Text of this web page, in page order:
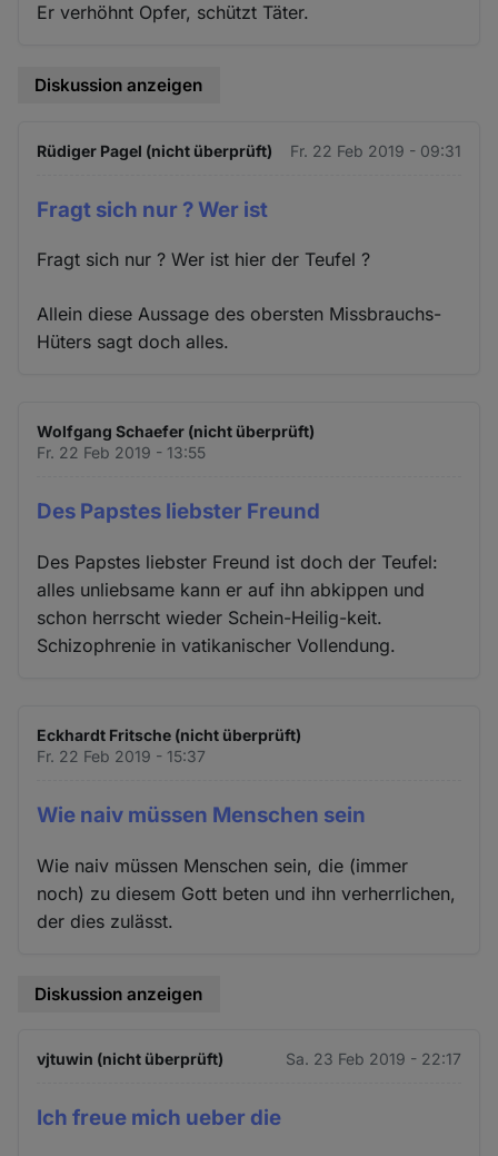
Er verhöhnt Opfer, schützt Täter.
Diskussion anzeigen
Rüdiger Pagel (nicht überprüft) Fr. 22 Feb 2019 - 09:31
Fragt sich nur ? Wer ist
Fragt sich nur ? Wer ist hier der Teufel ?
Allein diese Aussage des obersten Missbrauchs-
Hüters sagt doch alles.
Wolfgang Schaefer (nicht überprüft)
Fr. 22 Feb 2019 - 13:55
Des Papstes liebster Freund
Des Papstes liebster Freund ist doch der Teufel:
alles unliebsame kann er auf ihn abkippen und
schon herrscht wieder Schein-Heilig-keit.
Schizophrenie in vatikanischer Vollendung.
Eckhardt Fritsche (nicht überprüft)
Fr. 22 Feb 2019 - 15:37
Wie naiv müssen Menschen sein
Wie naiv müssen Menschen sein, die (immer
noch) zu diesem Gott beten und ihn verherrlichen,
der dies zulässt.
Diskussion anzeigen
vjtuwin (nicht überprüft) Sa. 23 Feb 2019 - 22:17
Ich freue mich ueber die